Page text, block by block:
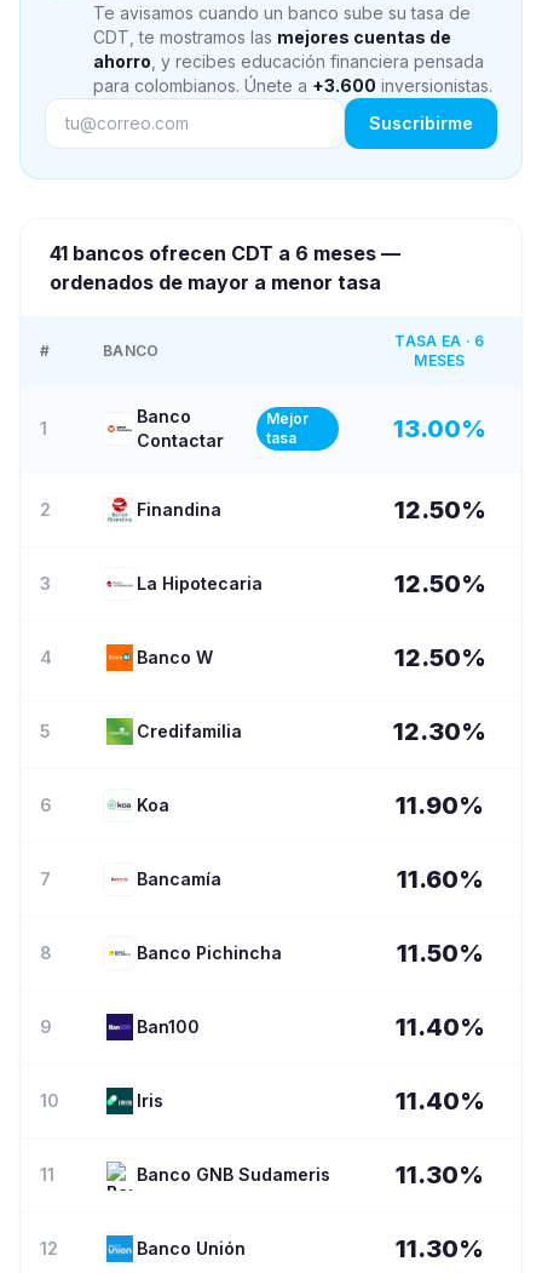
Te avisamos cuando un banco sube su tasa de
CDT, te mostramos las mejores cuentas de
ahorro , y recibes educación financiera pensada
para colombianos. Únete a +3.600 inversionistas.
Suscribirme
41 bancos ofrecen CDT a 6 meses —
ordenados de mayor a menor tasa
# BANCO
TASA EA · 6
MESES
1
Banco
Contactar
Mejor
tasa
13.00%
2 Finandina 12.50%
3 La Hipotecaria 12.50%
4 Banco W 12.50%
5 Credifamilia 12.30%
6 Koa 11.90%
7 Bancamía 11.60%
8 Banco Pichincha 11.50%
9 Ban100 11.40%
10 Iris 11.40%
11 Banco GNB Sudameris 11.30%
12 Banco Unión 11.30%